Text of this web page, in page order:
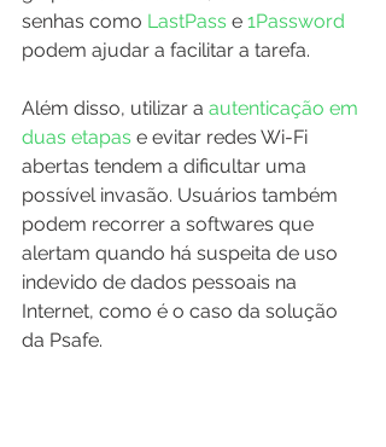
senhas como LastPass e 1Password
podem ajudar a facilitar a tarefa.
Além disso, utilizar a autenticação em
duas etapas e evitar redes Wi-Fi
abertas tendem a dificultar uma
possível invasão. Usuários também
podem recorrer a softwares que
alertam quando há suspeita de uso
indevido de dados pessoais na
Internet, como é o caso da solução
da Psafe.